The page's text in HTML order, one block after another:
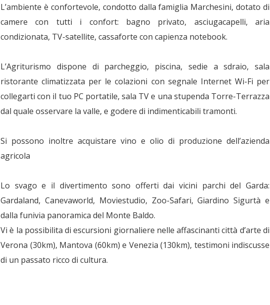
L’ambiente è confortevole, condotto dalla famiglia Marchesini, dotato di
camere con tutti i confort: bagno privato, asciugacapelli, aria
condizionata, TV-satellite, cassaforte con capienza notebook.
L’Agriturismo dispone di parcheggio, piscina, sedie a sdraio, sala
ristorante climatizzata per le colazioni con segnale Internet Wi-Fi per
collegarti con il tuo PC portatile, sala TV e una stupenda Torre-Terrazza
dal quale osservare la valle, e godere di indimenticabili tramonti.
Si possono inoltre acquistare vino e olio di produzione dell’azienda
agricola
Lo svago e il divertimento sono offerti dai vicini parchi del Garda:
Gardaland, Canevaworld, Moviestudio, Zoo-Safari, Giardino Sigurtà e
dalla funivia panoramica del Monte Baldo.
Vi è la possibilita di escursioni giornaliere nelle affascinanti città d’arte di
Verona (30km), Mantova (60km) e Venezia (130km), testimoni indiscusse
di un passato ricco di cultura.